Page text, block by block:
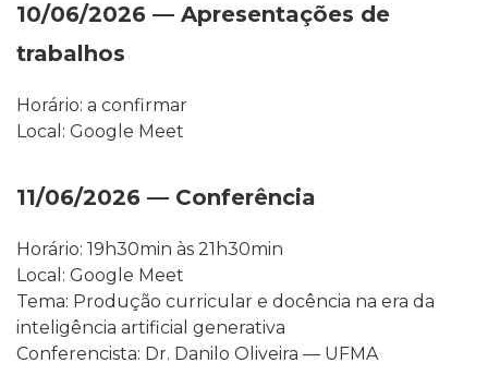
10/06/2026 — Apresentações de
trabalhos
Horário: a confirmar
Local: Google Meet
11/06/2026 — Conferência
Horário: 19h30min às 21h30min
Local: Google Meet
Tema: Produção curricular e docência na era da
inteligência artificial generativa
Conferencista: Dr. Danilo Oliveira — UFMA